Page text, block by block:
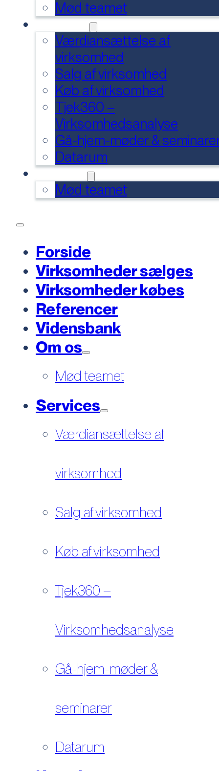
Mød teamet
Værdiansættelse af
virksomhed
Salg af virksomhed
Køb af virksomhed
Tjek360 –
Virksomhedsanalyse
Gå-hjem-møder &
Datarum
Mød teamet
Forside
Virksomheder sælges
Virksomheder købes
Referencer
Vidensbank
Om os
Mød teamet
Services
Værdiansættelse af
virksomhed
Salg af virksomhed
Køb af virksomhed
Tjek360 –
Virksomhedsanalyse
Gå-hjem-møder &
seminarer
Datarum